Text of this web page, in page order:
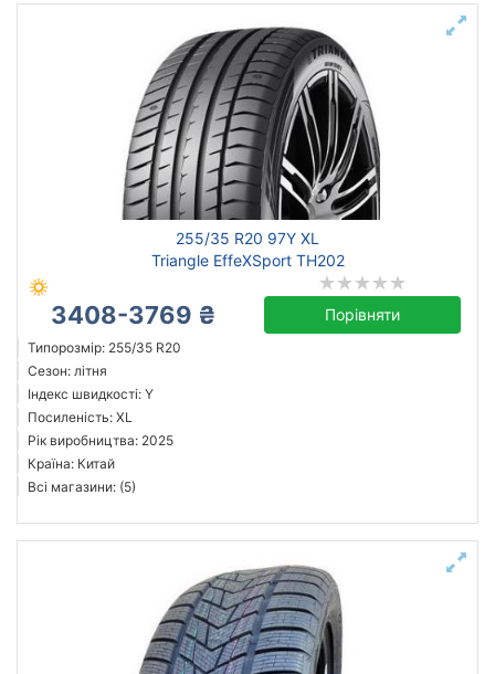
255/35 R20 97Y XL
Triangle EffeXSport TH202
3408-3769 ₴ Порівняти
Типорозмір: 255/35 R20
Сезон: літня
Індекс швидкості: Y
Посиленість: XL
Рік виробництва: 2025
Країна: Китай
Всі магазини: (5)